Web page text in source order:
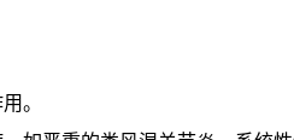
。